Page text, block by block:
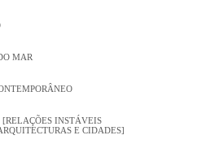
MAR
INSTÁVEIS
E CIDADES]